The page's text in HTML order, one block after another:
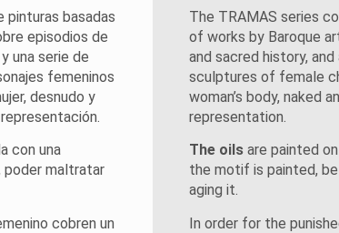
pinturas basadas
episodios de
una serie de
femeninos
desnudo y
con una
poder maltratar
cobren un
The TRAMAS series
of works by Baroque
and sacred history,
sculptures of female
woman’s body, naked
representation.
The oilsare painted
the motif is painted,
aging it.
In order for the